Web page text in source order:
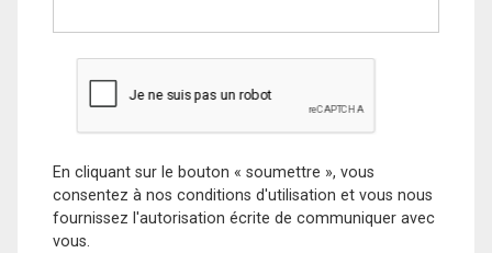
En cliquant sur le bouton « soumettre », vous
consentez à nos conditions d'utilisation et vous nous
fournissez l'autorisation écrite de communiquer avec
vous.